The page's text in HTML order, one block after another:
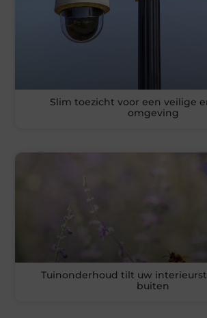
Slim toezicht voor een veilige
omgeving
Tuinonderhoud tilt uw
buiten